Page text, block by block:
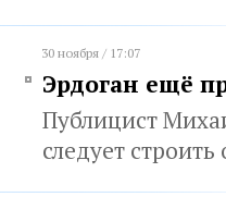
30 ноября / 17:07
Эрдоган ещё
Публицист
следует